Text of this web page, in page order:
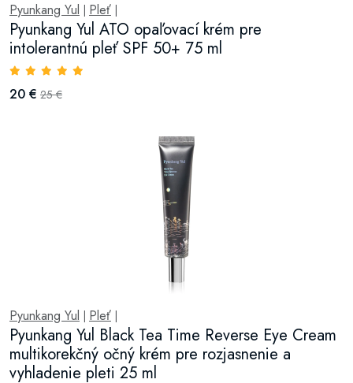
Pyunkang Yul Pleť
Pyunkang Yul ATO opaľovací krém pre
intolerantnú pleť SPF 50+ 75 ml
20 € 25 €
Pyunkang Yul Pleť
Pyunkang Yul Black Tea Time Reverse Eye Cream
multikorekčný očný krém pre rozjasnenie a
vyhladenie pleti 25 ml